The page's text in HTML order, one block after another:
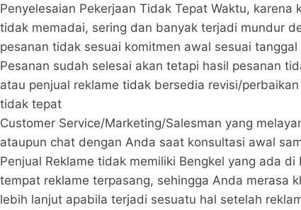
Penyelesaian Pekerjaan Tidak Tepat Waktu,
tidak memadai, sering dan banyak terjadi mundur
pesanan tidak sesuai komitmen awal sesuai
Pesanan sudah selesai akan tetapi hasil pesanan
atau penjual reklame tidak bersedia revisi/
tidak tepat
Customer Service/Marketing/Salesman yang
ataupun chat dengan Anda saat konsultasi awal
Penjual Reklame tidak memiliki Bengkel yang ada
tempat reklame terpasang, sehingga Anda merasa
lebih lanjut apabila terjadi sesuatu hal setelah